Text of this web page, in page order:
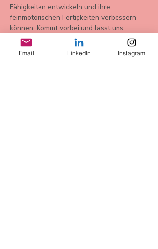
Fähigkeiten entwickeln und ihre
feinmotorischen Fertigkeiten verbessern
können. Kommt vorbei und lasst uns
gemeinsam wunderschöne sommerliche
Ketten aus Bügelperlen gestalten!
Email LinkedIn Instagram